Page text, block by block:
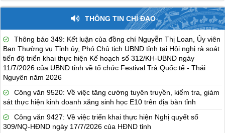
THÔNG TIN CHỈ ĐẠO
Thông báo 349: Kết luận của đồng chí Nguyễn Thị Loan, Ủy viên
Ban Thường vụ Tỉnh ủy, Phó Chủ tịch UBND tỉnh tại Hội nghị rà soát
tiến độ triển khai thực hiện Kế hoạch số 312/KH-UBND ngày
11/7/2026 của UBND tỉnh về tổ chức Festival Trà Quốc tế - Thái
Nguyên năm 2026
Công văn 9520: Về việc tăng cường tuyên truyền, kiểm tra, giám
sát thực hiện kinh doanh xăng sinh học E10 trên địa bàn tỉnh
Công văn 9427: Về việc triển khai thực hiện Nghị quyết số
309/NQ-HĐND ngày 17/7/2026 của HĐND tỉnh